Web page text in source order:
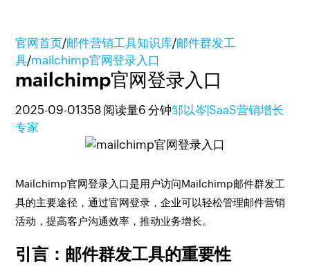
官网首页/邮件营销工具知识库/邮件群发工
具/mailchimp官网登录入口
mailchimp官网登录入口
2025-09-01 358 阅读量6 分钟邹以岑|SaaS营销增长
专家
Mailchimp官网登录入口是用户访问Mailchimp邮件群发工
具的主要途径，通过官网登录，企业可以轻松管理邮件营销
活动，提高客户沟通效率，推动业务增长。
引言：邮件群发工具的重要性